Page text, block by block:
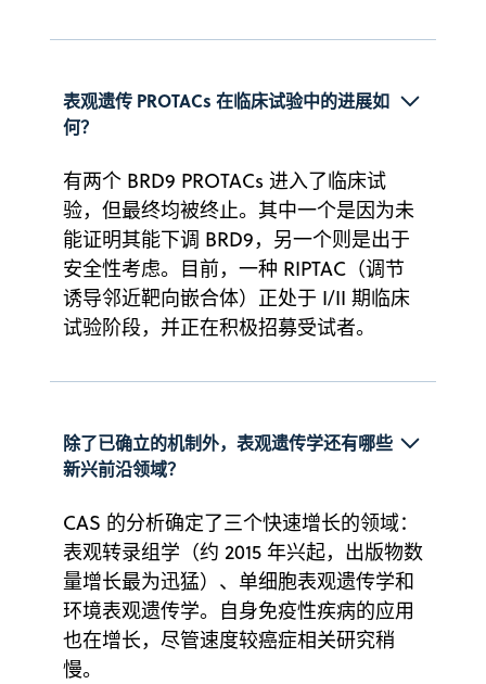
表观遗传 PROTACs 在临床试验中的进展如
何？
有两个 BRD9 PROTACs 进入了临床试
验，但最终均被终止。其中一个是因为未
能证明其能下调 BRD9，另一个则是出于
安全性考虑。目前，一种 RIPTAC（调节
诱导邻近靶向嵌合体）正处于 I/II 期临床
试验阶段，并正在积极招募受试者。
除了已确立的机制外，表观遗传学还有哪些
新兴前沿领域？
CAS 的分析确定了三个快速增长的领域：
表观转录组学（约 2015 年兴起，出版物数
量增长最为迅猛）、单细胞表观遗传学和
环境表观遗传学。自身免疫性疾病的应用
也在增长，尽管速度较癌症相关研究稍
慢。